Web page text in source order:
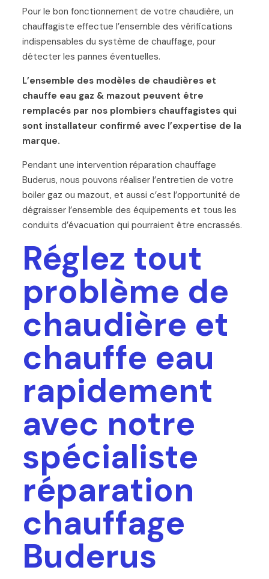
Pour le bon fonctionnement de votre chaudière, un
chauffagiste effectue l’ensemble des vérifications
indispensables du système de chauffage, pour
détecter les pannes éventuelles.
L’ensemble des modèles de chaudières et
chauffe eau gaz & mazout peuvent être
remplacés par nos plombiers chauffagistes qui
sont installateur confirmé avec l’expertise de la
marque.
Pendant une intervention réparation chauffage
Buderus, nous pouvons réaliser l’entretien de votre
boiler gaz ou mazout, et aussi c’est l’opportunité de
dégraisser l’ensemble des équipements et tous les
conduits d’évacuation qui pourraient être encrassés.
Réglez tout
problème de
chaudière et
chauffe eau
rapidement
avec notre
spécialiste
réparation
chauffage
Buderus